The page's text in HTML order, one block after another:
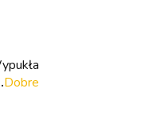
Dobre